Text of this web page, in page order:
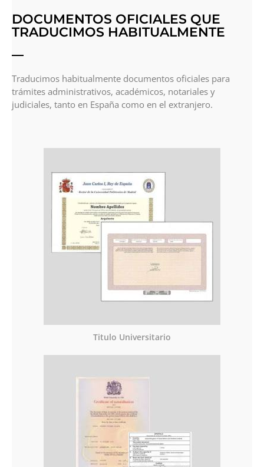
DOCUMENTOS OFICIALES QUE
TRADUCIMOS HABITUALMENTE
Traducimos habitualmente documentos oficiales para
trámites administrativos, académicos, notariales y
judiciales, tanto en España como en el extranjero.
Titulo Universitario